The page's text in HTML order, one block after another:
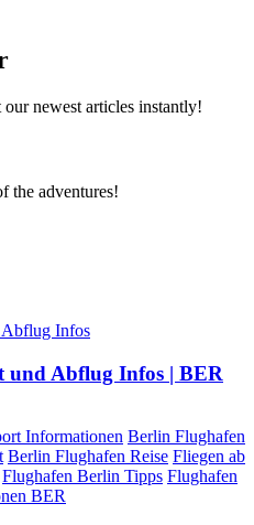
newest articles instantly!
the adventures!
Abflug Infos | BER
Informationen Berlin Flughafen
Berlin Flughafen Reise Fliegen ab
Flughafen Berlin Tipps Flughafen
BER